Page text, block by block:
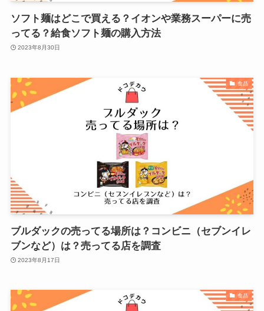
ソフト麺はどこで買える？イオンや業務スーパーに売
ってる？給食ソフト麺の購入方法
2023年8月30日
食品
ブルダックの売ってる場所は？コンビニ（セブンイレ
ブンなど）は？売ってる店を調査
2023年8月17日
食品